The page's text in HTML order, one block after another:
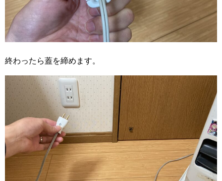
終わったら蓋を締めます。